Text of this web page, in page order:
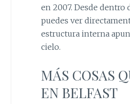
en 2007. Desde dentro
puedes ver
estructura interna
cielo.
MÁS COSAS
EN BELFAST